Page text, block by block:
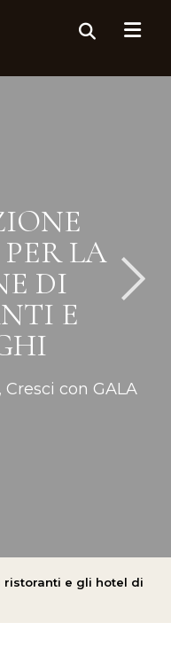
LA
DI
E
con GALA
ristoranti e gli hotel di